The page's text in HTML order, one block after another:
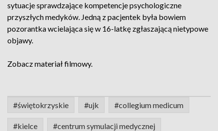
sytuacje sprawdzające kompetencje psychologiczne
przyszłych medyków. Jedną z pacjentek była bowiem
pozorantka wcielająca się w 16-latkę zgłaszającą nietypowe
objawy.
Zobacz materiał filmowy.
#świętokrzyskie #ujk #collegium medicum
#kielce #centrum symulacji medycznej